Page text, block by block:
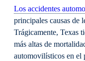
Los accidentes
principales causas de
Trágicamente, Texas
más altas de
automovilísticos en el